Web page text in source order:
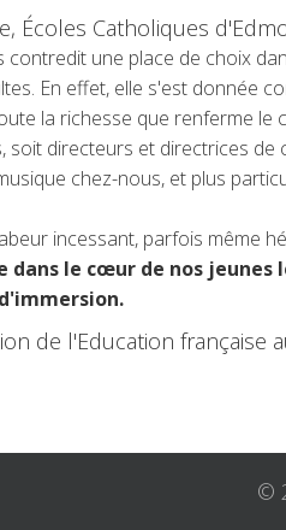
Écoles Catholiques
une place de choix
En effet, elle s'est donnée
la richesse que renferme
soit directeurs et directrices
chez-nous, et plus
incessant, parfois même
le cœur de nos jeunes
de l'Education française
©